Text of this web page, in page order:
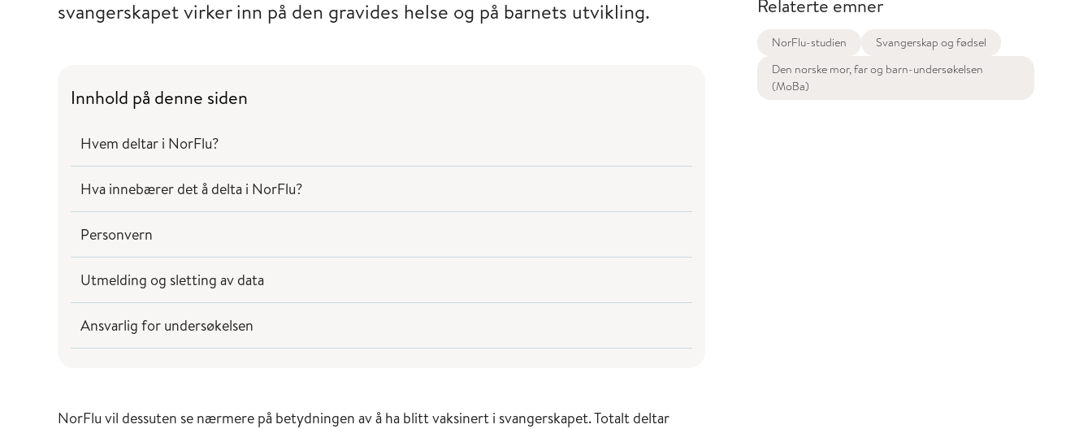
svangerskapet virker inn på den gravides helse og på barnets utvikling.
Innhold på denne siden
Hvem deltar i NorFlu?
Hva innebærer det å delta i NorFlu?
Personvern
Utmelding og sletting av data
Ansvarlig for undersøkelsen
NorFlu vil dessuten se nærmere på betydningen av å ha blitt vaksinert i svangerskapet. Totalt deltar
Relaterte emner
NorFlu-studien
Svangerskap og fødsel
Den norske mor, far og barn-undersøkelsen
(MoBa)